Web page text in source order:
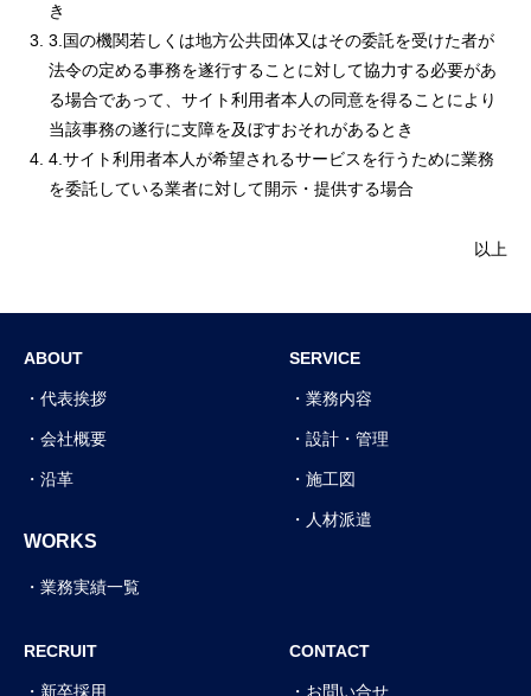
き
3.国の機関若しくは地方公共団体又はその委託を受けた者が
法令の定める事務を遂行することに対して協力する必要があ
る場合であって、サイト利用者本人の同意を得ることにより
当該事務の遂行に支障を及ぼすおそれがあるとき
4.サイト利用者本人が希望されるサービスを行うために業務
を委託している業者に対して開示・提供する場合
以上
ABOUT
代表挨拶
会社概要
沿革
WORKS
業務実績一覧
SERVICE
業務内容
設計・管理
施工図
人材派遣
RECRUIT
新卒採用
CONTACT
お問い合せ